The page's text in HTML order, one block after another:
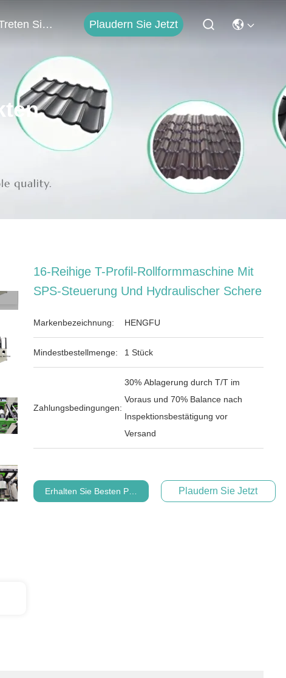
Treten Sie Mit Uns In Verbindung Plaudern Sie Jetzt
16-Reihige T-Profil-Rollformmaschine Mit
SPS-Steuerung Und Hydraulischer Schere
Markenbezeichnung: HENGFU
Mindestbestellmenge: 1 Stück
Zahlungsbedingungen:
30% Ablagerung durch T/T im
Voraus und 70% Balance nach
Inspektionsbestätigung vor
Versand
Erhalten Sie Besten Preis Plaudern Sie Jetzt